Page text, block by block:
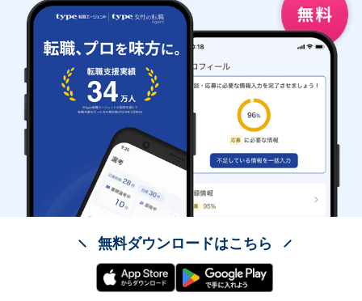
無料ダウンロードはこちら